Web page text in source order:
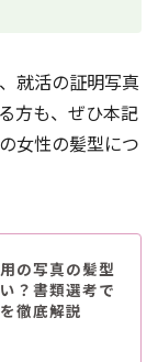
就活の証明写真
方も、ぜひ本記
女性の髪型につ
の写真の髪型
？書類選考で
徹底解説